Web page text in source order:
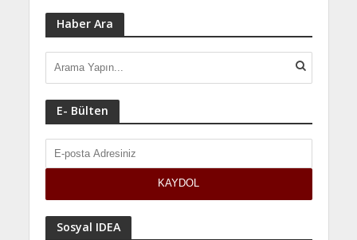
Haber Ara
E- Bülten
Sosyal IDEA